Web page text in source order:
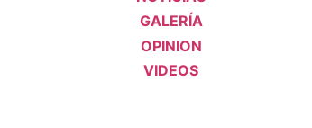
GALERÍA
OPINION
VIDEOS